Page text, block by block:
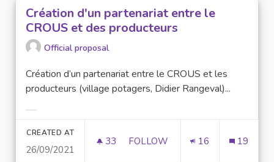
Création d'un partenariat entre le
CROUS et des producteurs
Official proposal
Création d’un partenariat entre le CROUS et les
producteurs (village potagers, Didier Rangeval)...
CREATED AT
26/09/2021
33 33 FOLLOWERS
FOLLOW 16 19